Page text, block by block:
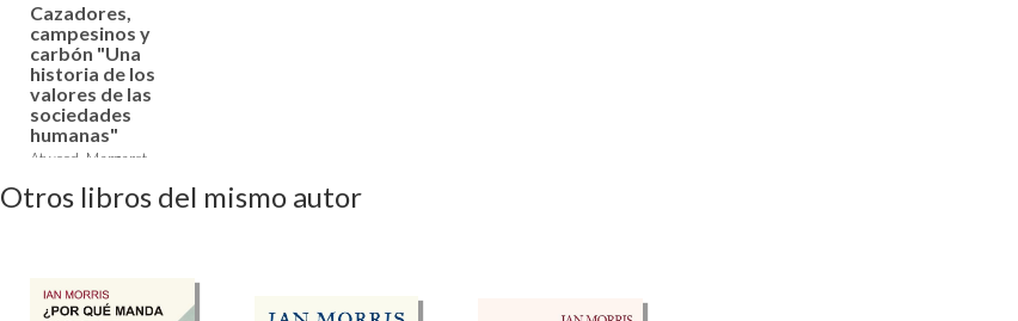
Cazadores,
campesinos y
carbón "Una
historia de los
valores de las
sociedades
humanas"
Atwood, Margaret,
Korsgaard, Christine M.,
Morris, Ian, Seaford,
26,50 €
Otros libros del mismo autor